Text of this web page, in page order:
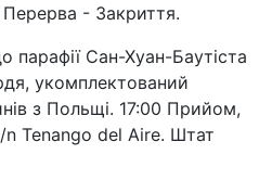
- Закриття.
парафії Сан-Хуан-Баутіста
укомплектований
з Польщі. 17:00 Прийом,
Tenango del Aire. Штат